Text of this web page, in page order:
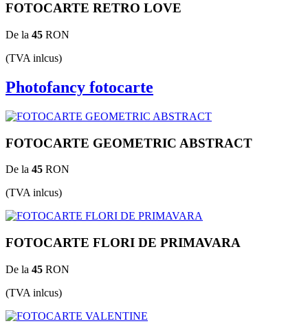
FOTOCARTE RETRO LOVE
De la 45 RON
(TVA inlcus)
Photofancy fotocarte
FOTOCARTE GEOMETRIC ABSTRACT
De la 45 RON
(TVA inlcus)
FOTOCARTE FLORI DE PRIMAVARA
De la 45 RON
(TVA inlcus)